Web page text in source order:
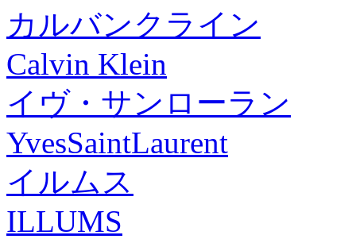
カルバンクライン
Calvin Klein
イヴ・サンローラン
YvesSaintLaurent
イルムス
ILLUMS